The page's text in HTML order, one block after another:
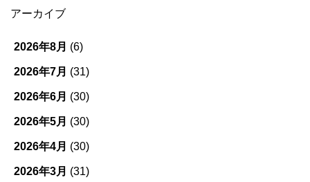
ゴ
ー
アーカイブ
2026年8月 (6)
2026年7月 (31)
2026年6月 (30)
2026年5月 (30)
2026年4月 (30)
2026年3月 (31)